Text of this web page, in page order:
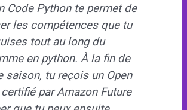
Code Python te permet de
les compétences que tu
tout au long du
en python. À la fin de
saison, tu reçois un Open
par Amazon Future